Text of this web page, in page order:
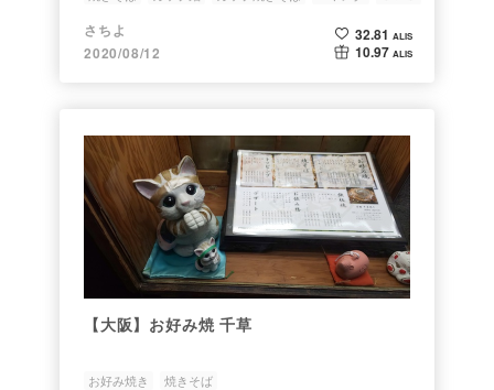
さちよ
2020/08/12
32.81 ALIS
10.97 ALIS
【大阪】お好み焼 千草
お好み焼き 焼きそば